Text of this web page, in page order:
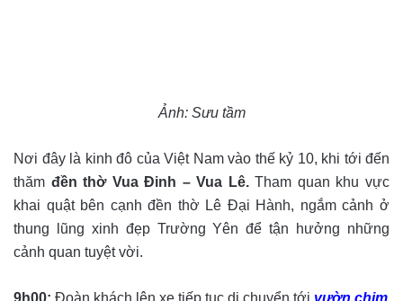
Ảnh: Sưu tầm
Nơi đây là kinh đô của Việt Nam vào thế kỷ 10, khi tới đến
thăm đền thờ Vua Đinh – Vua Lê.Tham quan khu vực
khai quật bên cạnh đền thờ Lê Đại Hành, ngắm cảnh ở
thung lũng xinh đẹp Trường Yên để tận hưởng những
cảnh quan tuyệt vời.